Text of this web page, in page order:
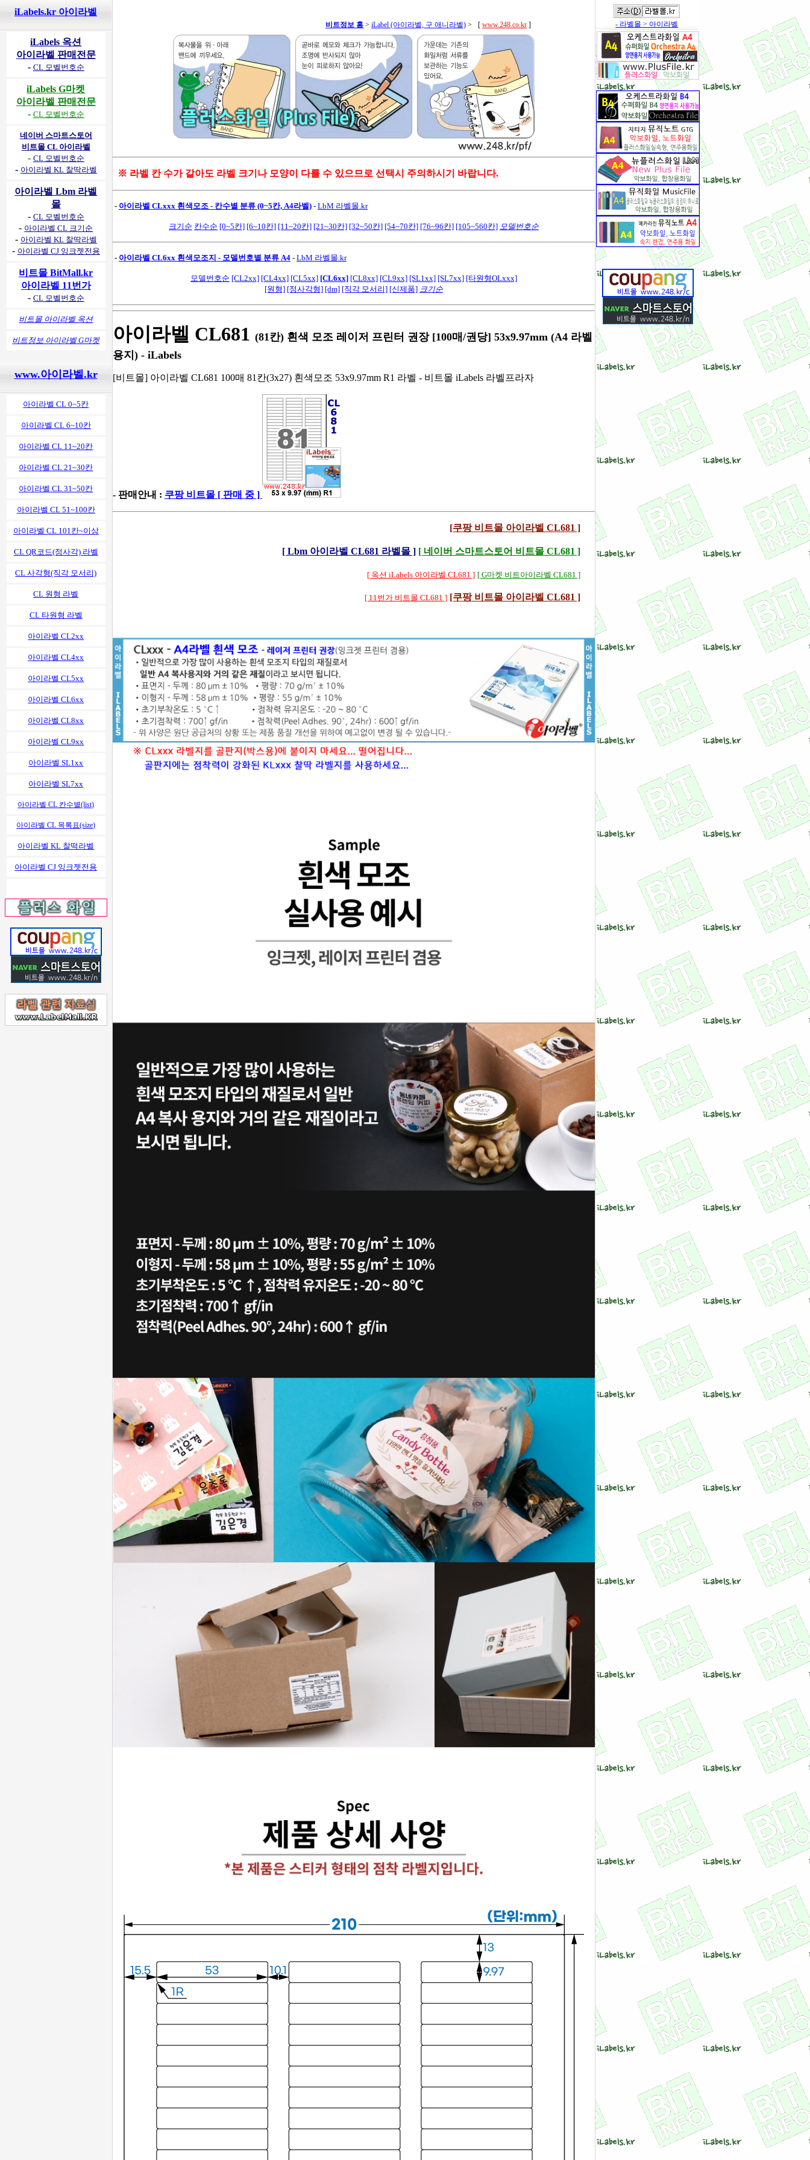
iLabels.kr 아이라벨
iLabels 옥션
아이라벨 판매전문
- CL 모벨번호순
iLabels G마켓
아이라벨 판매전문
- CL 모벨번호순
네이버 스마트스토어
비트몰 CL 아이라벨
- CL 모벨번호순
- 아이라벨 KL 찰딱라벨
아이라벨 Lbm 라벨
몰
- CL 모벨번호순
- 아이라벨 CL 크기순
- 아이라벨 KL 찰딱라벨
- 아이라벨 CJ 잉크젯전용
비트몰 BitMall.kr
아이라벨 11번가
- CL 모벨번호순
비트몰 아이라벨 옥션
비트정보 아이라벨 G마켓
www.아이라벨.kr
아이라벨 CL 0~5칸
아이라벨 CL 6~10칸
아이라벨 CL 11~20칸
아이라벨 CL 21~30칸
아이라벨 CL 31~50칸
아이라벨 CL 51~100칸
아이라벨 CL 101칸~이상
CL QR코드(정사각) 라벨
CL 사각형(직각 모서리)
CL 원형 라벨
CL 타원형 라벨
아이라벨 CL2xx
아이라벨 CL4xx
아이라벨 CL5xx
아이라벨 CL6xx
아이라벨 CL8xx
아이라벨 CL9xx
아이라벨 SL1xx
아이라벨 SL7xx
아이라벨 CL 칸수별(list)
아이라벨 CL 목록표(size)
아이라벨 KL 찰떡라벨
아이라벨 CJ 잉크젯전용
비트정보 홈 > iLabel (아이라벨, 구 애니라벨) > [ www.248.co.kr ]
※ 라벨 칸 수가 같아도 라벨 크기나 모양이 다를 수 있으므로 선택시 주의하시기 바랍니다.
- 아이라벨 CLxxx 흰색모조 - 칸수별 분류 (0~5칸, A4라벨) - LbM 라벨몰.kr
크기순 칸수순 [0~5칸] [6~10칸] [11~20칸] [21~30칸] [32~50칸] [54~70칸] [76~96칸] [105~560칸] 모델번호순
- 아이라벨 CL6xx 흰색모조지 - 모델번호별 분류 A4 - LbM 라벨몰.kr
모델번호순 [CL2xx] [CL4xx] [CL5xx] [CL6xx] [CL8xx] [CL9xx] [SL1xx] [SL7xx] [타원형OLxxx]
[원형] [정사각형] [dm] [직각 모서리] [신제품] 크기순
아이라벨 CL681 (81칸) 흰색 모조 레이저 프린터 권장 [100매/권당] 53x9.97mm (A4 라벨
용지) - iLabels
[비트몰] 아이라벨 CL681 100매 81칸(3x27) 흰색모조 53x9.97mm R1 라벨 - 비트몰 iLabels 라벨프라자
- 판매안내 : 쿠팡 비트몰 [ 판매 중 ]
[쿠팡 비트몰 아이라벨 CL681 ]
[ Lbm 아이라벨 CL681 라벨몰 ] [ 네이버 스마트스토어 비트몰 CL681 ]
[ 옥션 iLabels 아이라벨 CL681 ] [ G마켓 비트아이라벨 CL681 ]
[ 11번가 비트몰 CL681 ] [쿠팡 비트몰 아이라벨 CL681 ]
- 라벨몰 > 아이라벨